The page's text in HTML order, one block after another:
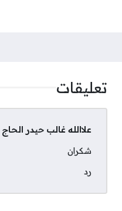
تعليقات
علاالله غالب حيدر الحاج
شكران
رد